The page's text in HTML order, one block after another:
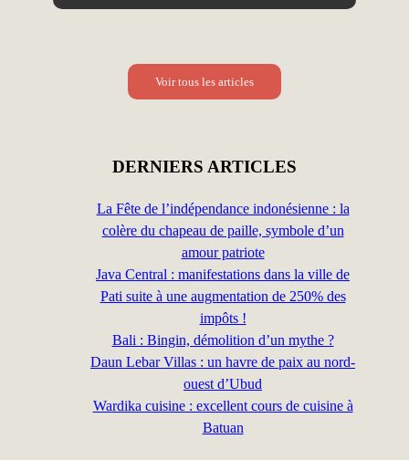
Voir tous les articles
DERNIERS ARTICLES
La Fête de l’indépendance indonésienne : la
colère du chapeau de paille, symbole d’un
amour patriote
Java Central : manifestations dans la ville de
Pati suite à une augmentation de 250% des
impôts !
Bali : Bingin, démolition d’un mythe ?
Daun Lebar Villas : un havre de paix au nord-
ouest d’Ubud
Wardika cuisine : excellent cours de cuisine à
Batuan